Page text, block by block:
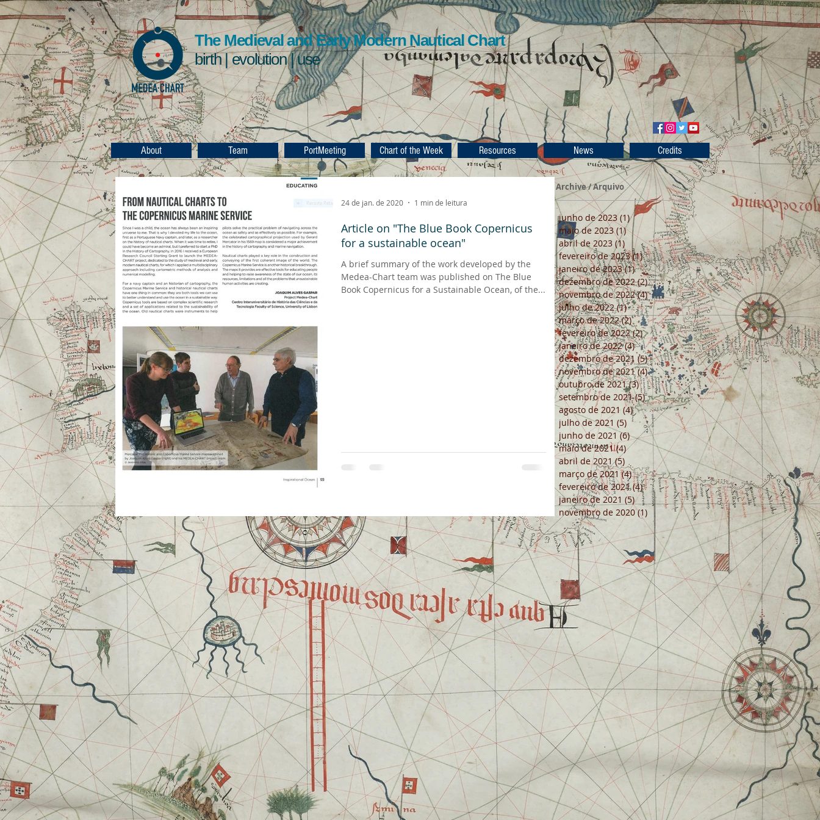
The Medieval and Early Modern Nautical Chart
birth | evolution | use
About Team PortMeeting Chart of the Week Resources News Credits
Article on "The Blue Book Copernicus
for a sustainable ocean"
A brief summary of the work developed by the
Medea-Chart team was published on The Blue
Book Copernicus for a Sustainable Ocean, of the...
24 de jan. de 2020 1 min de leitura
Archive / Arquivo
junho de 2023 (1)1 post
maio de 2023 (1)1 post
abril de 2023 (1) 1 post
fevereiro de 2023 (1)1 post
janeiro de 2023 (1)1 post
dezembro de 2022 (2)2 posts
novembro de 2022 (4)4 posts
julho de 2022 (1)1 post
março de 2022 (2)2 posts
fevereiro de 2022 (2)2 posts
janeiro de 2022 (4)4 posts
dezembro de 2021 (5)5 posts
novembro de 2021 (4)4 posts
outubro de 2021 (3)3 posts
setembro de 2021 (5)5 posts
agosto de 2021 (4)4 posts
julho de 2021 (5) 5 posts
junho de 2021 (6)6 posts
maio de 2021 (4)4 posts
abril de 2021 (5) 5 posts
março de 2021 (4)4 posts
fevereiro de 2021 (4)4 posts
janeiro de 2021 (5)5 posts
novembro de 2020 (1) 1 post